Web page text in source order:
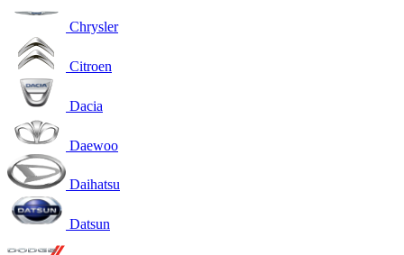
Chrysler
Citroen
Dacia
Daewoo
Daihatsu
Datsun